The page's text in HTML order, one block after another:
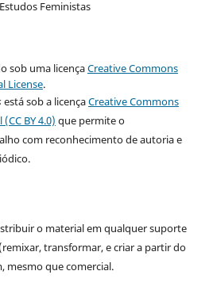
Feministas
sob uma licençaCreative Commons
License.
está sob a licençaCreative Commons
BY 4.0) que permite o
com reconhecimento de autoria e
o material em qualquer suporte
transformar, e criar a partir do
mesmo que comercial.